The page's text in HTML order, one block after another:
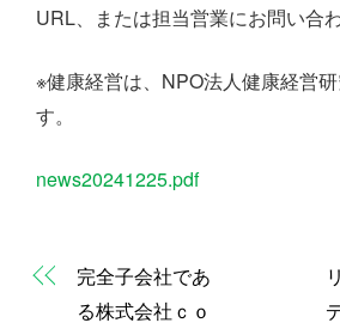
URL、または担当営業にお問い合
※健康経営は、NPO法人健康経営
す。
news20241225.pdf
完全子会社であ
る株式会社ｃｏ